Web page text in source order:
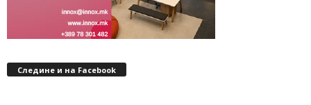
Следине и на Facebook